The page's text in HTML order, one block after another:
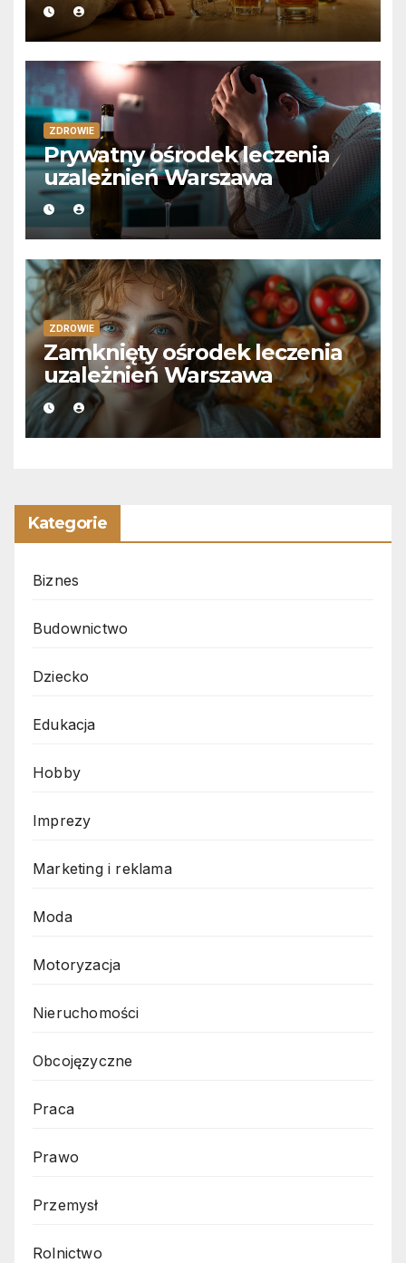
ZDROWIE
Prywatny ośrodek leczenia
uzależnień Warszawa
ZDROWIE
Zamknięty ośrodek leczenia
uzależnień Warszawa
Kategorie
Biznes
Budownictwo
Dziecko
Edukacja
Hobby
Imprezy
Marketing i reklama
Moda
Motoryzacja
Nieruchomości
Obcojęzyczne
Praca
Prawo
Przemysł
Rolnictwo